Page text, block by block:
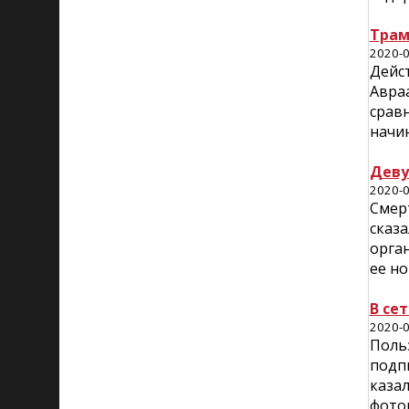
2020-
2020-
ее
В
2020-